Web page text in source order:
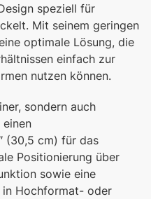
speziell für
Mit seinem geringen
optimale Lösung, die
einfach zur
nutzen können.
sondern auch
(30,5 cm) für das
Positionierung über
sowie eine
Hochformat- oder